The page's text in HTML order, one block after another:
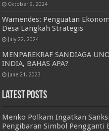
October 9, 2024
Wamendes: Penguatan
Desa Langkah Strategis
July 22, 2024
MENPAREKRAF SANDIAGA
INDIA, BAHAS APA?
June 21, 2023
Latest Posts
Menko Polkam Ingatkan
Pengibaran Simbol Pengganti